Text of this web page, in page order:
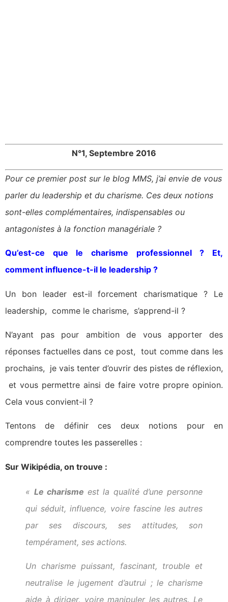
N°1, Septembre 2016
Pour ce premier post sur le blog MMS, j’ai envie de vous
parler du leadership et du charisme. Ces deux notions
sont-elles complémentaires, indispensables ou
antagonistes à la fonction managériale ?
Qu’est-ce que le charisme professionnel ? Et,
comment influence-t-il le leadership ?
Un bon leader est-il forcement charismatique ? Le
leadership, comme le charisme, s’apprend-il ?
N’ayant pas pour ambition de vous apporter des
réponses factuelles dans ce post, tout comme dans les
prochains, je vais tenter d’ouvrir des pistes de réflexion,
et vous permettre ainsi de faire votre propre opinion.
Cela vous convient-il ?
Tentons de définir ces deux notions pour en
comprendre toutes les passerelles :
Sur Wikipédia, on trouve :
« Le charisme est la qualité d’une personne
qui séduit, influence, voire fascine les autres
par ses discours, ses attitudes, son
tempérament, ses actions.
Un charisme puissant, fascinant, trouble et
neutralise le jugement d’autrui ; le charisme
aide à diriger, voiremanipulerles autres. Le